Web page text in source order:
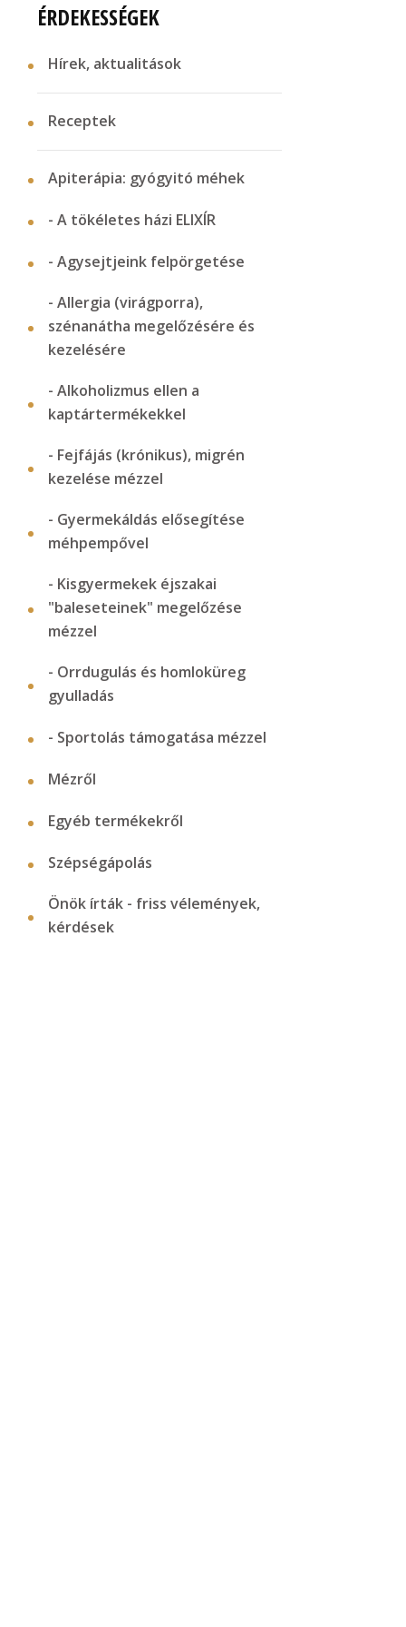
ÉRDEKESSÉGEK
Hírek, aktualitások
Receptek
Apiterápia: gyógyitó méhek
- A tökéletes házi ELIXÍR
- Agysejtjeink felpörgetése
- Allergia (virágporra),
szénanátha megelőzésére és
kezelésére
- Alkoholizmus ellen a
kaptártermékekkel
- Fejfájás (krónikus), migrén
kezelése mézzel
- Gyermekáldás elősegítése
méhpempővel
- Kisgyermekek éjszakai
"baleseteinek" megelőzése
mézzel
- Orrdugulás és homloküreg
gyulladás
- Sportolás támogatása mézzel
Mézről
Egyéb termékekről
Szépségápolás
Önök írták - friss vélemények,
kérdések